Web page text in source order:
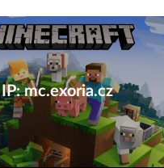
IP: mc.exoria.cz